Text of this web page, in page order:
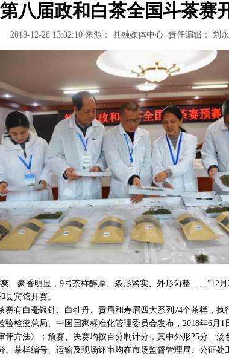
第八届政和白茶全国斗茶赛
2019-12-28 13:02:10 来源： 县融媒体中心 责任编辑： 刘
爽、豪香明显，9号茶样醇厚、条形紧实、外形匀整……”12
县宾馆开赛。
赛有白毫银针、白牡丹、贡眉和寿眉四大系列74个茶样，执
验检疫总局、中国国家标准化管理委员会发布，2018年6月1
评方法》；预赛、决赛均按百分制计分，其中外形25分、汤
。茶样编号、运输及现场评审均在市场监督管理局、公证处